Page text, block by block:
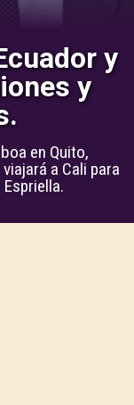
y
y
en Quito,
a Cali para